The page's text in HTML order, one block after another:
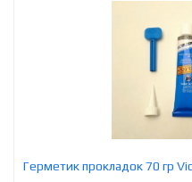
Герметик прокладок 70 гр